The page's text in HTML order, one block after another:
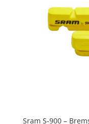
Sram S-900 –